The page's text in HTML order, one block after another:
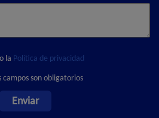
la Política de privacidad
campos son obligatorios